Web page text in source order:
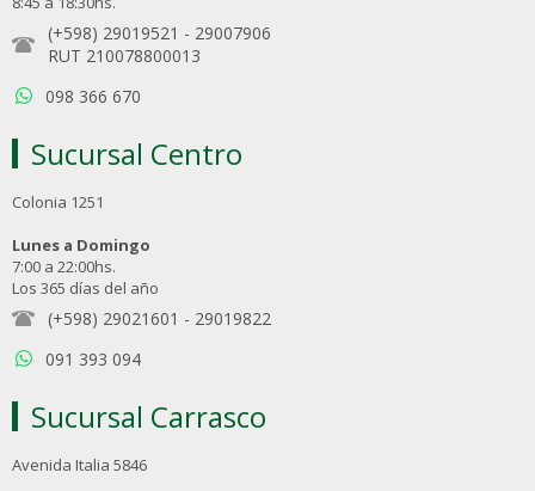
(+598) 29019521 - 29007906
RUT 210078800013
098 366 670
Sucursal Centro
Colonia 1251
Lunes a Domingo
7:00 a 22:00hs.
Los 365 días del año
(+598) 29021601 - 29019822
091 393 094
Sucursal Carrasco
Avenida Italia 5846